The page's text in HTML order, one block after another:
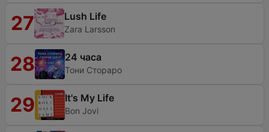
27 Lush Life
Zara Larsson
28 24 часа
Тони Стораро
29 It's My Life
Bon Jovi